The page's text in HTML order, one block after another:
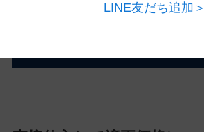
LINE友だち追加＞